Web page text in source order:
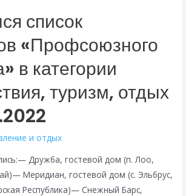
список
«Профсоюзного
в категории
туризм, отдых
и отдых
Дружба, гостевой дом (п. Лоо,
Меридиан, гостевой дом (с. Эльбрус,
Республика)— Снежный Барс,